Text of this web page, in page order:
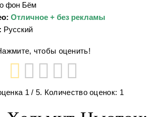
фон Бём
Отличное + без рекламы
Русский
чтобы оценить!
1 / 5. Количество оценок: 1